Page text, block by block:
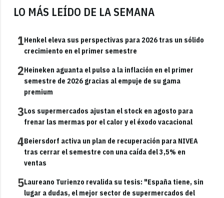
LO MÁS LEÍDO DE LA SEMANA
1Henkel eleva sus perspectivas para 2026 tras un sólido
crecimiento en el primer semestre
2Heineken aguanta el pulso a la inflación en el primer
semestre de 2026 gracias al empuje de su gama
premium
3Los supermercados ajustan el stock en agosto para
frenar las mermas por el calor y el éxodo vacacional
4Beiersdorf activa un plan de recuperación para NIVEA
tras cerrar el semestre con una caída del 3,5% en
ventas
5Laureano Turienzo revalida su tesis: "España tiene, sin
lugar a dudas, el mejor sector de supermercados del